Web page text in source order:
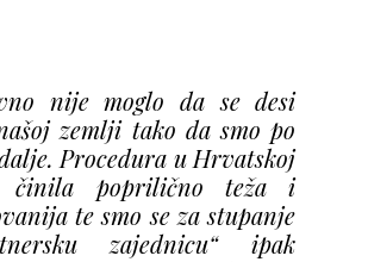
nije moglo da se desi
zemlji tako da smo po
Procedura u Hrvatskoj
činila poprilično teža i
te smo se za stupanje
zajednicu“ ipak